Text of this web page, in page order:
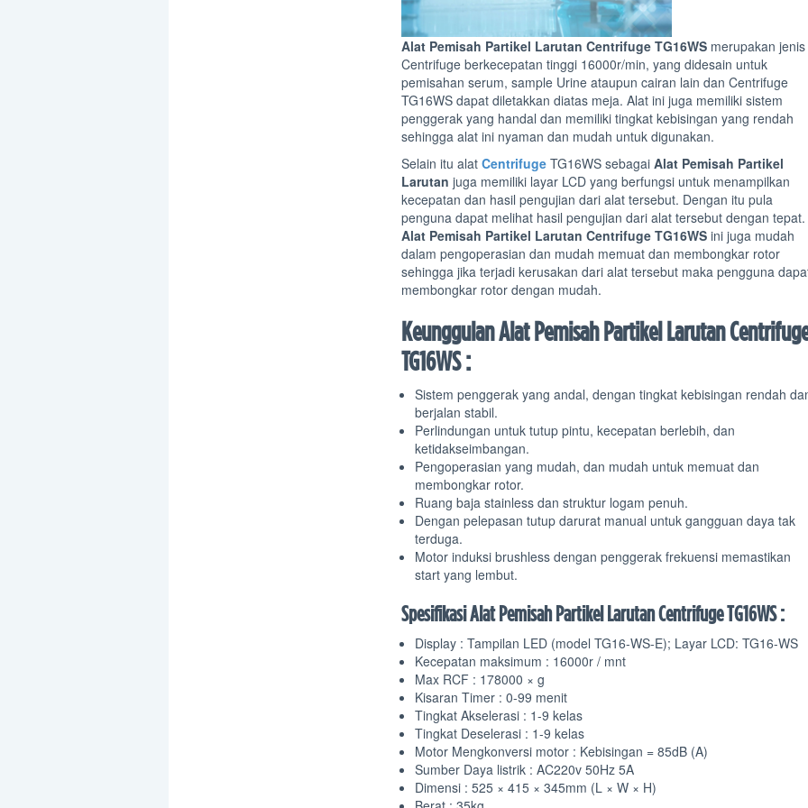
Alat Pemisah Partikel Larutan Centrifuge TG16WSmerupakan jenis
Centrifuge berkecepatan tinggi 16000r/min, yang didesain untuk
pemisahan serum, sample Urine ataupun cairan lain dan Centrifuge
TG16WS dapat diletakkan diatas meja. Alat ini juga memiliki sistem
penggerak yang handal dan memiliki tingkat kebisingan yang rendah
sehingga alat ini nyaman dan mudah untuk digunakan.
Selain itu alat CentrifugeTG16WS sebagai Alat Pemisah Partikel
Larutan juga memiliki layar LCD yang berfungsi untuk menampilkan
kecepatan dan hasil pengujian dari alat tersebut. Dengan itu pula
penguna dapat melihat hasil pengujian dari alat tersebut dengan tepat.
Alat Pemisah Partikel Larutan Centrifuge TG16WSini juga mudah
dalam pengoperasian dan mudah memuat dan membongkar rotor
sehingga jika terjadi kerusakan dari alat tersebut maka pengguna
membongkar rotor dengan mudah.
Keunggulan Alat Pemisah Partikel Larutan
TG16WS :
Sistem penggerak yang andal, dengan tingkat kebisingan rendah
berjalan stabil.
Perlindungan untuk tutup pintu, kecepatan berlebih, dan
ketidakseimbangan.
Pengoperasian yang mudah, dan mudah untuk memuat dan
membongkar rotor.
Ruang baja stainless dan struktur logam penuh.
Dengan pelepasan tutup darurat manual untuk gangguan daya tak
terduga.
Motor induksi brushless dengan penggerak frekuensi memastikan
start yang lembut.
Spesifikasi Alat Pemisah Partikel Larutan Centrifuge TG16WS :
Display : Tampilan LED (model TG16-WS-E); Layar LCD: TG16-WS
Kecepatan maksimum : 16000r / mnt
Max RCF : 178000 × g
Kisaran Timer : 0-99 menit
Tingkat Akselerasi : 1-9 kelas
Tingkat Deselerasi : 1-9 kelas
Motor Mengkonversi motor : Kebisingan = 85dB (A)
Sumber Daya listrik : AC220v 50Hz 5A
Dimensi : 525 × 415 × 345mm (L × W × H)